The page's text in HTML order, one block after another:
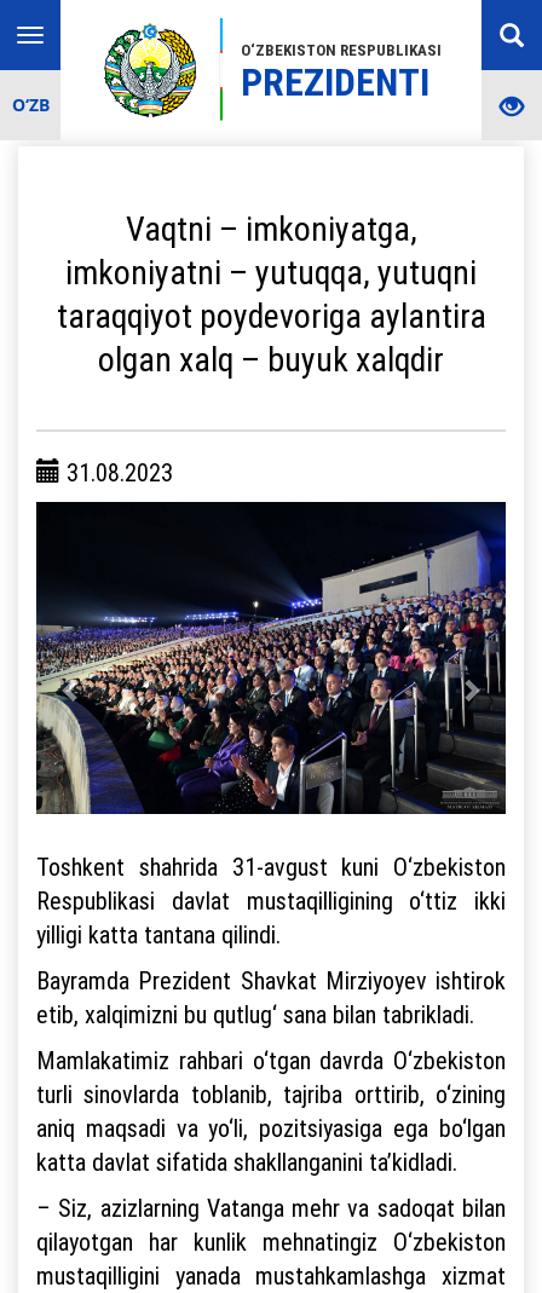
O‘ZBEKISTON RESPUBLIKASI
PREZIDENTI
Toggle
navigation
O‘ZB
Vaqtni – imkoniyatga,
imkoniyatni – yutuqqa, yutuqni
taraqqiyot poydevoriga aylantira
olgan xalq – buyuk xalqdir
31.08.2023
Toshkent shahrida 31-avgust kuni O‘zbekiston
Respublikasi davlat mustaqilligining o‘ttiz ikki
yilligi katta tantana qilindi.
Bayramda Prezident Shavkat Mirziyoyev ishtirok
etib, xalqimizni bu qutlug‘ sana bilan tabrikladi.
Mamlakatimiz rahbari o‘tgan davrda O‘zbekiston
turli sinovlarda toblanib, tajriba orttirib, o‘zining
aniq maqsadi va yo‘li, pozitsiyasiga ega bo‘lgan
katta davlat sifatida shakllanganini ta’kidladi.
– Siz, azizlarning Vatanga mehr va sadoqat bilan
qilayotgan har kunlik mehnatingiz O‘zbekiston
mustaqilligini yanada mustahkamlashga xizmat